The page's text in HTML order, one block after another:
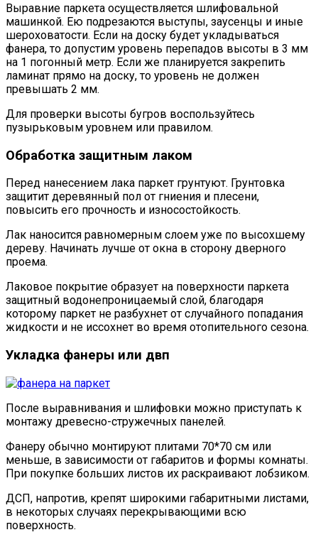
Выравние паркета осуществляется шлифовальной
машинкой. Ею подрезаются выступы, заусенцы и иные
шероховатости. Если на доску будет укладываться
фанера, то допустим уровень перепадов высоты в 3 мм
на 1 погонный метр. Если же планируется закрепить
ламинат прямо на доску, то уровень не должен
превышать 2 мм.
Для проверки высоты бугров воспользуйтесь
пузырьковым уровнем или правилом.
Обработка защитным лаком
Перед нанесением лака паркет грунтуют. Грунтовка
защитит деревянный пол от гниения и плесени,
повысить его прочность и износостойкость.
Лак наносится равномерным слоем уже по высохшему
дереву. Начинать лучше от окна в сторону дверного
проема.
Лаковое покрытие образует на поверхности паркета
защитный водонепроницаемый слой, благодаря
которому паркет не разбухнет от случайного попадания
жидкости и не иссохнет во время отопительного сезона.
Укладка фанеры или двп
После выравнивания и шлифовки можно приступать к
монтажу древесно-стружечных панелей.
Фанеру обычно монтируют плитами 70*70 см или
меньше, в зависимости от габаритов и формы комнаты.
При покупке больших листов их раскраивают лобзиком.
ДСП, напротив, крепят широкими габаритными листами,
в некоторых случаях перекрывающими всю
поверхность.